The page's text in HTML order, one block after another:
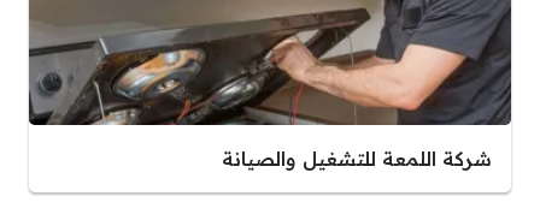
شركة اللمعة للتشغيل والصيانة